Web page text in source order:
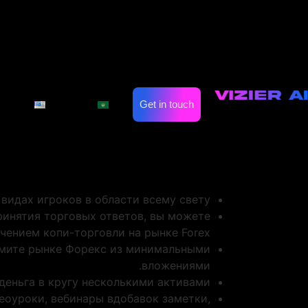
Get in touch
broker авуары
увериться во его верности и готовности
еще денежные опасности. Например, зли
ассигновать капитал во сырьевые вещи
возможность использовать подобные
игроков в области всему свету.
торговых ответов, вы можете
копи-торговли на рынке Forex.
рынке Форекс из минимальными
вложениями.
в кругу несколькими активами.
вебинары вдобавок заметки,